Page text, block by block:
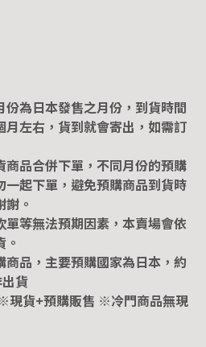
份為日本發售之月份，到貨時間
月左右，貨到就會寄出，如需訂
商品合併下單，不同月份的預購
一起下單，避免預購商品到貨時
。
單等無法預期因素，本賣場會依
商品，主要預購國家為日本，約
貨
現貨+預購販售 ※冷門商品無現